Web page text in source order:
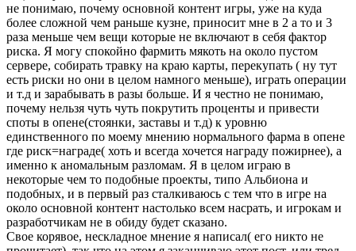
не понимаю, почему основной контент игры, уже на куда
более сложной чем раньше кузне, приносит мне в 2 а то и 3
раза меньше чем вещи которые не включают в себя фактор
риска. Я могу спокойно фармить мякоть на около пустом
сервере, собирать травку на краю карты, перекупать ( ну тут
есть риски но они в целом намного меньше), играть операции
и т.д и зарабывать в разы больше. И я честно не понимаю,
почему нельзя чуть чуть покрутить проценты и привести
споты в опене(стоянки, заставы и т.д) к уровню
единственного по моему мнению нормального фарма в опене
где риск=награде( хоть и всегда хочется награду пожирнее), а
именно к аномальным разломам. Я в целом играю в
некоторые чем то подобные проекты, типо Альбиона и
подобных, и в первый раз сталкиваюсь с тем что в игре на
около основной контент настолько всем насрать, и игрокам и
разработчикам не в обиду будет сказано.
Свое корявое, нескладное мнение я написал( его никто не